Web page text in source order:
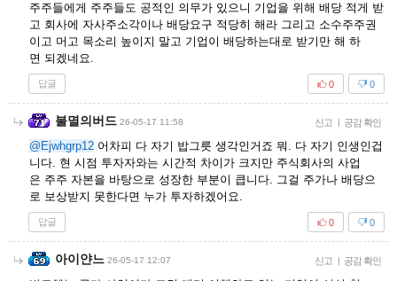
주주들에게 주주들도 공적인 의무가 있으니 기업을 위해 배당 적게 받
고 회사에 자사주소각이나 배당요구 적당히 해라 그리고 소수주주권
이고 머고 목소리 높이지 말고 기업이 배당하는대로 받기만 해 하
면 되겠네요.
답글 0
0
불멸의버드 26-05-17 11:58 신고 | 공감 확인
@Ejwhgrp12 어차피 다 자기 밥그릇 생각인거죠 뭐. 다 자기 인생인겁
니다. 현 시점 투자자와는 시간적 차이가 크지만 주식회사의 사업
은 주주 자본을 바탕으로 성장한 부분이 큽니다. 그걸 주가나 배당으
로 보상받지 못한다면 누가 투자하겠어요.
답글 0
0
아이얀느 26-05-17 12:07 신고 | 공감 확인